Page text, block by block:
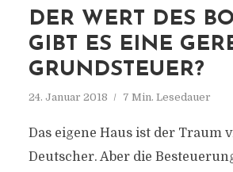
DER WERT DES
GIBT ES EINE
GRUNDSTEUER?
24. Januar 2018 7 Min. Lesedauer
Das eigene Haus ist der Traum
Deutscher. Aber die